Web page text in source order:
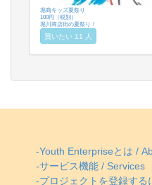
堀商キッズ夏祭り
100円（税別）
堀川商店街の夏祭り！
買いたい 11 人
-Youth Enterpriseとは /
-サービス機能 / Services
-プロジェクトを登録す